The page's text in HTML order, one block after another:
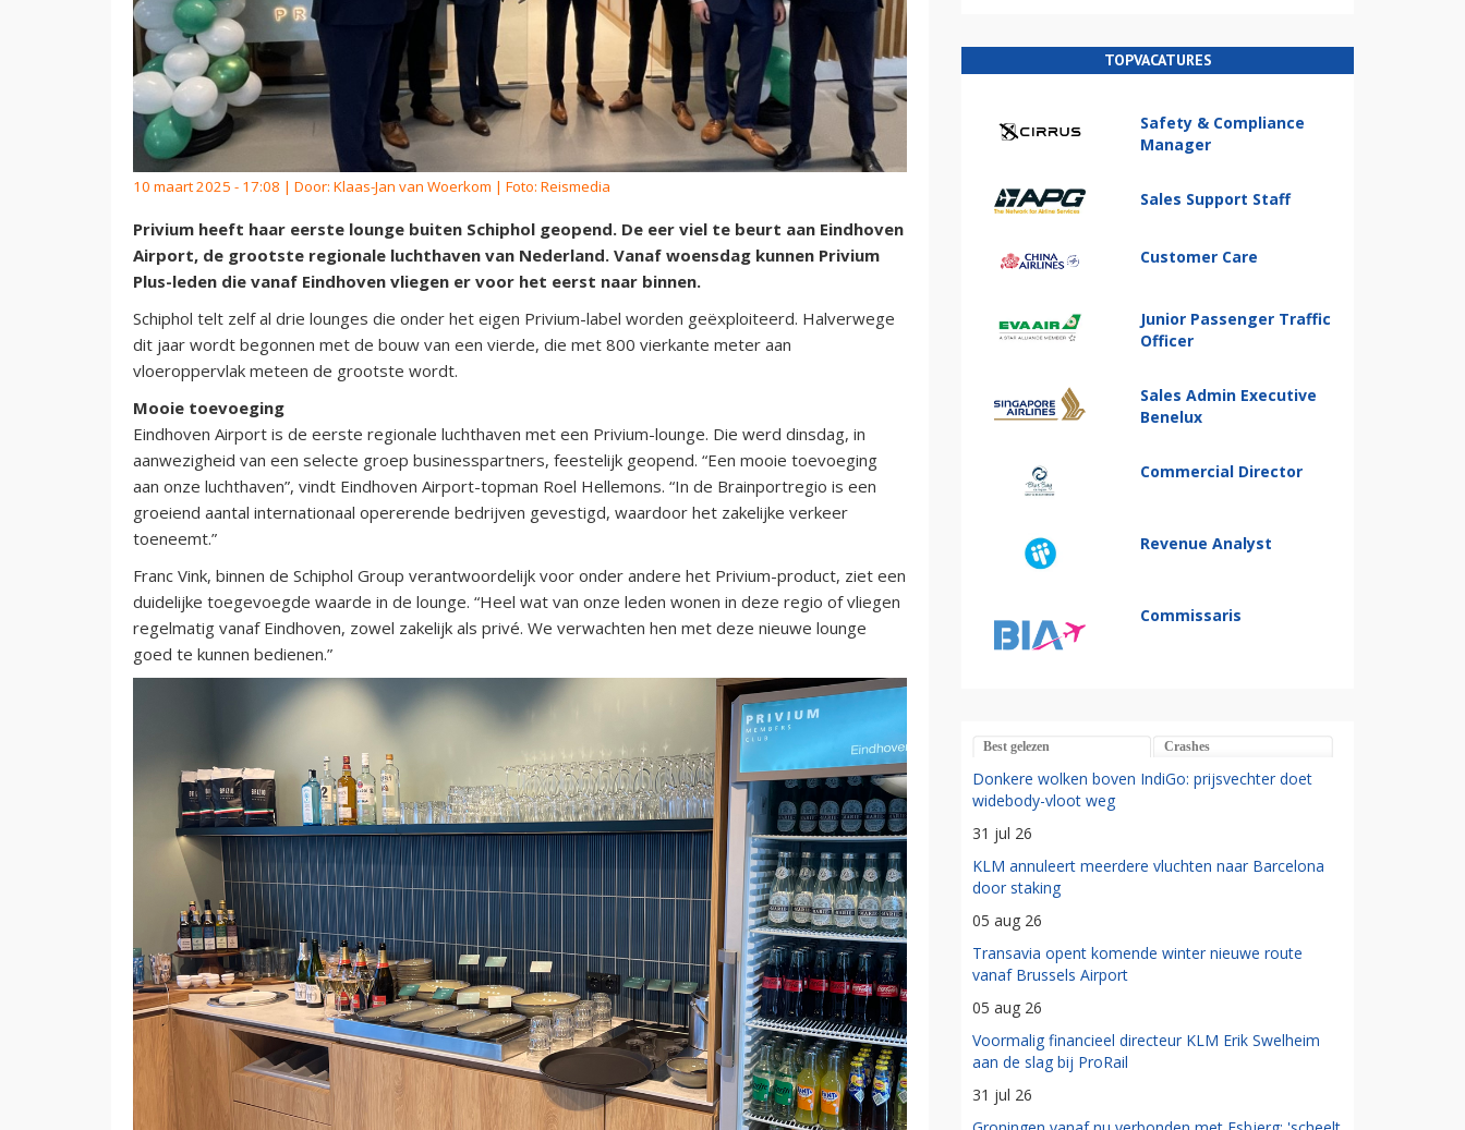
10 maart 2025 - 17:08 | Door: Klaas-Jan van Woerkom | Foto: Reismedia
Privium heeft haar eerste lounge buiten Schiphol geopend. De eer viel te beurt aan Eindhoven
Airport, de grootste regionale luchthaven van Nederland. Vanaf woensdag kunnen Privium
Plus-leden die vanaf Eindhoven vliegen er voor het eerst naar binnen.
Schiphol telt zelf al drie lounges die onder het eigen Privium-label worden geëxploiteerd. Halverwege
dit jaar wordt begonnen met de bouw van een vierde, die met 800 vierkante meter aan
vloeroppervlak meteen de grootste wordt.
Mooie toevoeging
Eindhoven Airport is de eerste regionale luchthaven met een Privium-lounge. Die werd dinsdag, in
aanwezigheid van een selecte groep businesspartners, feestelijk geopend. “Een mooie toevoeging
aan onze luchthaven”, vindt Eindhoven Airport-topman Roel Hellemons. “In de Brainportregio is een
groeiend aantal internationaal opererende bedrijven gevestigd, waardoor het zakelijke verkeer
toeneemt.”
Franc Vink, binnen de Schiphol Group verantwoordelijk voor onder andere het Privium-product, ziet een
duidelijke toegevoegde waarde in de lounge. “Heel wat van onze leden wonen in deze regio of vliegen
regelmatig vanaf Eindhoven, zowel zakelijk als privé. We verwachten hen met deze nieuwe lounge
goed te kunnen bedienen.”
TOPVACATURES
Safety & Compliance
Manager
Sales Support Staff
Customer Care
Junior Passenger Traffic
Officer
Sales Admin Executive
Benelux
Commercial Director
Revenue Analyst
Commissaris
Best gelezen Crashes
Donkere wolken boven IndiGo: prijsvechter doet
widebody-vloot weg
31 jul 26
KLM annuleert meerdere vluchten naar Barcelona
door staking
05 aug 26
Transavia opent komende winter nieuwe route
vanaf Brussels Airport
05 aug 26
Voormalig financieel directeur KLM Erik Swelheim
aan de slag bij ProRail
31 jul 26